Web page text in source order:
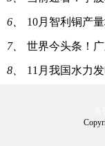
6、 10月智利铜产
7、 世界今头条！广
8、 11月我国水力发电